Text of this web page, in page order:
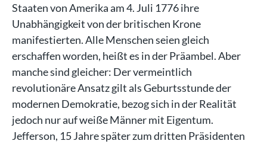
Staaten von Amerika am 4. Juli 1776 ihre
Unabhängigkeit von der britischen Krone
manifestierten. Alle Menschen seien gleich
erschaffen worden, heißt es in der Präambel. Aber
manche sind gleicher: Der vermeintlich
revolutionäre Ansatz gilt als Geburtsstunde der
modernen Demokratie, bezog sich in der Realität
jedoch nur auf weiße Männer mit Eigentum.
Jefferson, 15 Jahre später zum dritten Präsidenten